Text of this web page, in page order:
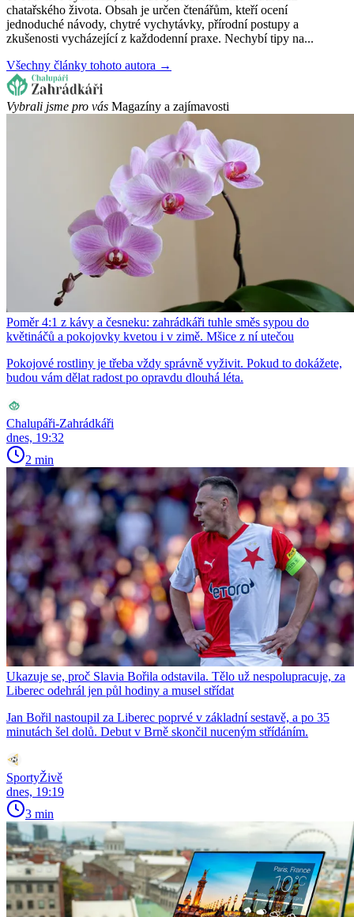
chatařského života. Obsah je určen čtenářům, kteří ocení
jednoduché návody, chytré vychytávky, přírodní postupy a
zkušenosti vycházející z každodenní praxe. Nechybí tipy na...
Všechny články tohoto autora →
Vybrali jsme pro vás Magazíny a zajímavosti
Poměr 4:1 z kávy a česneku: zahrádkáři tuhle směs sypou do
květináčů a pokojovky kvetou i v zimě. Mšice z ní utečou
Pokojové rostliny je třeba vždy správně vyživit. Pokud to dokážete,
budou vám dělat radost po opravdu dlouhá léta.
Chalupáři-Zahrádkáři
dnes, 19:32
2 min
Ukazuje se, proč Slavia Bořila odstavila. Tělo už nespolupracuje, za
Liberec odehrál jen půl hodiny a musel střídat
Jan Bořil nastoupil za Liberec poprvé v základní sestavě, a po 35
minutách šel dolů. Debut v Brně skončil nuceným střídáním.
SportyŽivě
dnes, 19:19
3 min